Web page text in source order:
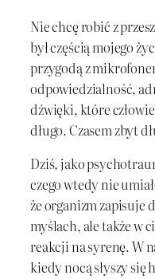
Nie chcę robić z
był częścią mojego
przygodą z
odpowiedzialność,
dźwięki, które
długo. Czasem zbyt
Dziś, jako
czego wtedy nie
że organizm zapisuje
myślach, ale także w
reakcji na syrenę. W
kiedy nocą słyszy